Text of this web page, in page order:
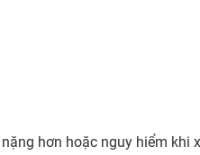
hơn hoặc nguy hiểm khi